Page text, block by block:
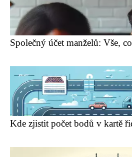
Společný účet manželů: Vše,
Kde zjistit počet bodů v kartě